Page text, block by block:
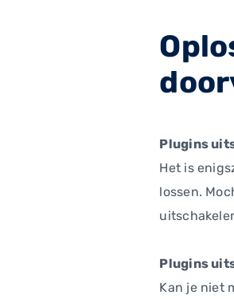
Plugins
Het is
lossen.
Plugins
Kan je niet